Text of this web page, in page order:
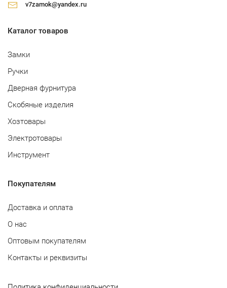
v7zamok@yandex.ru
Каталог товаров
Замки
Ручки
Дверная фурнитура
Скобяные изделия
Хозтовары
Электротовары
Инструмент
Покупателям
Доставка и оплата
О нас
Оптовым покупателям
Контакты и реквизиты